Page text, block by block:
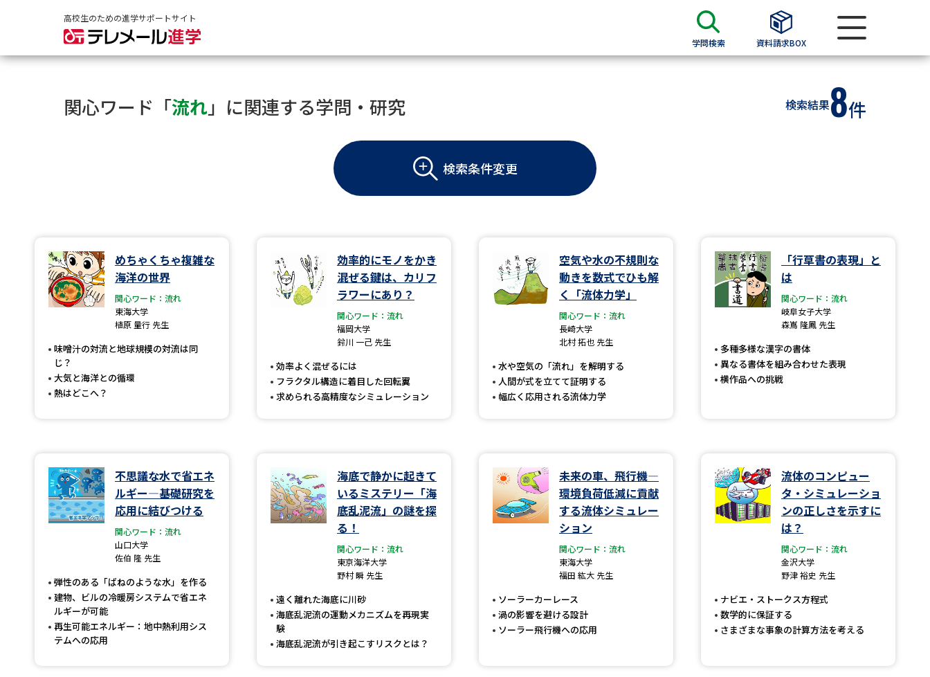
高校生のための進学サポートサイト
学問検索 資料請求BOX
大学・短大の資料種類から請求
大学パンフ
学部・学科パンフ
総合型選抜・学校推薦型選抜 募集要項＆願書
大学・短大以外の資料から請求
専門学校の資料請求 大学院の資料請求
留学・進学関連、塾・予備校
大学入学共通テスト「受験案内」の請求
大学入学共通テスト「受験上の配慮案内」の請求
幼稚園教員資格認定試験
小学校教員資格認定試験
高等学校（情報）教員資格認定試験
大学で学べる内容や特徴を調べる
新増設大学・学部・学科特集
国際・グローバルに強い大学特集
奨学金・特待生制度特集
新学年スタート号特集ページ（高2生用）
SELFBRAND特集ページ
関心ワード「流れ」に関連する学問・研究 検索結果8件
検索条件変更
めちゃくちゃ複雑な
海洋の世界
関心ワード：流れ
東海大学
植原 量行 先生
味噌汁の対流と地球規模の対流は同
じ？
大気と海洋との循環
熱はどこへ？
効率的にモノをかき
混ぜる鍵は、カリフ
ラワーにあり？
関心ワード：流れ
福岡大学
鈴川 一己 先生
効率よく混ぜるには
フラクタル構造に着目した回転翼
求められる高精度なシミュレーション
空気や水の不規則な
動きを数式でひも解
く「流体力学」
関心ワード：流れ
長崎大学
北村 拓也 先生
水や空気の「流れ」を解明する
人間が式を立てて証明する
幅広く応用される流体力学
「行草書の表現」と
は
関心ワード：流れ
岐阜女子大学
森嶌 隆鳳 先生
多種多様な漢字の書体
異なる書体を組み合わせた表現
横作品への挑戦
不思議な水で省エネ
ルギー―基礎研究を
応用に結びつける
関心ワード：流れ
山口大学
佐伯 隆 先生
弾性のある「ばねのような水」を作る
建物、ビルの冷暖房システムで省エネ
ルギーが可能
再生可能エネルギー：地中熱利用シス
テムへの応用
海底で静かに起きて
いるミステリー「海
底乱泥流」の謎を探
る！
関心ワード：流れ
東京海洋大学
野村 瞬 先生
遠く離れた海底に川砂
海底乱泥流の運動メカニズムを再現実
験
海底乱泥流が引き起こすリスクとは？
未来の車、飛行機―
環境負荷低減に貢献
する流体シミュレー
ション
関心ワード：流れ
東海大学
福田 紘大 先生
ソーラーカーレース
渦の影響を避ける設計
ソーラー飛行機への応用
流体のコンピュー
タ・シミュレーショ
ンの正しさを示すに
は？
関心ワード：流れ
金沢大学
野津 裕史 先生
ナビエ・ストークス方程式
数学的に保証する
さまざまな事象の計算方法を考える